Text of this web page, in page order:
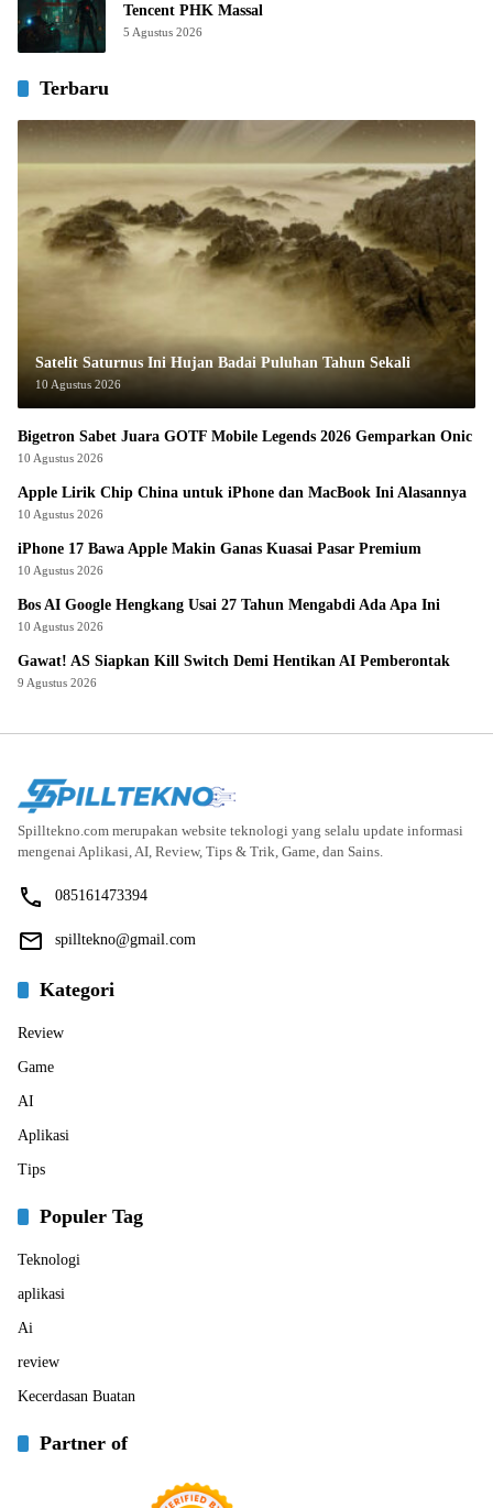
Tencent PHK Massal
5 Agustus 2026
Terbaru
Satelit Saturnus Ini Hujan Badai Puluhan Tahun Sekali
10 Agustus 2026
Bigetron Sabet Juara GOTF Mobile Legends 2026 Gemparkan Onic
10 Agustus 2026
Apple Lirik Chip China untuk iPhone dan MacBook Ini Alasannya
10 Agustus 2026
iPhone 17 Bawa Apple Makin Ganas Kuasai Pasar Premium
10 Agustus 2026
Bos AI Google Hengkang Usai 27 Tahun Mengabdi Ada Apa Ini
10 Agustus 2026
Gawat! AS Siapkan Kill Switch Demi Hentikan AI Pemberontak
9 Agustus 2026
Spilltekno.com merupakan website teknologi yang selalu update informasi
mengenai Aplikasi, AI, Review, Tips & Trik, Game, dan Sains.
085161473394
spilltekno@gmail.com
Kategori
Review
Game
AI
Aplikasi
Tips
Populer Tag
Teknologi
aplikasi
Ai
review
Kecerdasan Buatan
Partner of